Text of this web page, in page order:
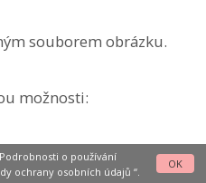
souborem obrázku.
možnosti:
o používání
ochrany osobních údajů “.
OK